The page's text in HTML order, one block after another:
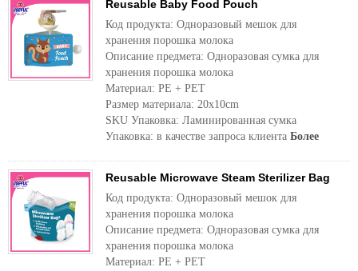
Reusable Baby Food Pouch
Код продукта: Одноразовый мешок для
хранения порошка молока
Описание предмета: Одноразовая сумка для
хранения порошка молока
Материал: PE + PET
Размер материала: 20x10cm
SKU Упаковка: Ламинированная сумка
Упаковка: в качестве запроса клиента Более
Reusable Microwave Steam Sterilizer Bag
Код продукта: Одноразовый мешок для
хранения порошка молока
Описание предмета: Одноразовая сумка для
хранения порошка молока
Материал: PE + PET